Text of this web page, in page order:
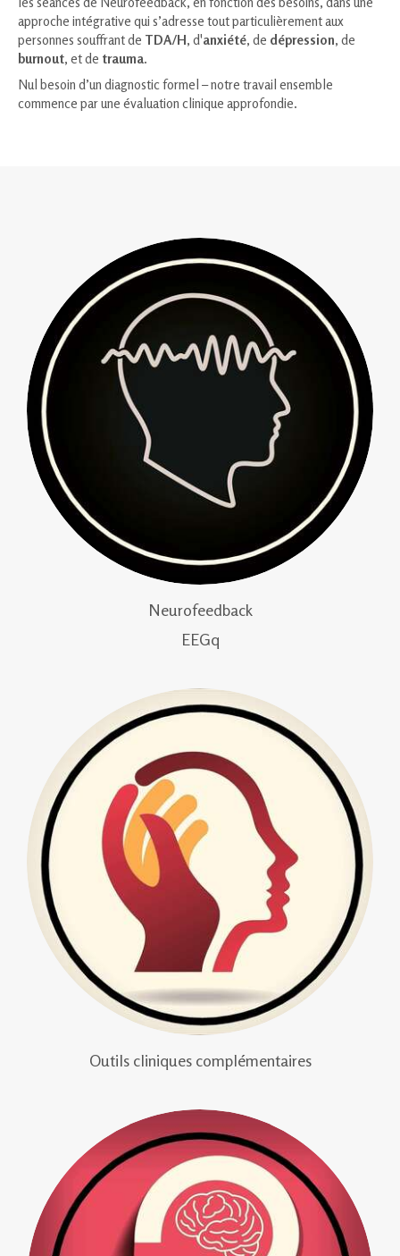
approche intégrative qui s’adresse tout particulièrement aux
personnes souffrant de TDA/H, d'anxiété, de dépression, de
burnout, et de trauma.
Nul besoin d’un diagnostic formel – notre travail ensemble
commence par une évaluation clinique approfondie.
Neurofeedback
EEGq
Outils cliniques complémentaires